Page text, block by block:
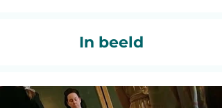
In beeld